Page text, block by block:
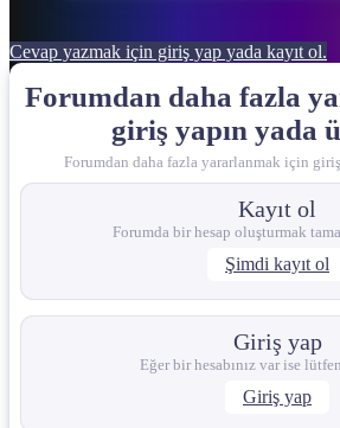
Cevap yazmak için giriş yap yada kayıt ol.
Forumdan daha fazla
giriş yapın yada
Forumdan daha fazla yararlanmak için
Kayıt ol
Forumda bir hesap oluşturmak
Şimdi kayıt ol
Giriş yap
Eğer bir hesabınız var ise
Giriş yap